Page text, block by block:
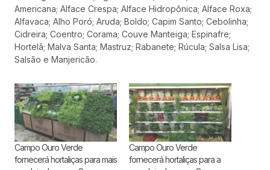
Americana; Alface Crespa; Alface Hidropônica; Alface Roxa;
Alfavaca; Alho Poró; Aruda; Boldo; Capim Santo; Cebolinha;
Cidreira; Coentro; Corama; Couve Manteiga; Espinafre;
Hortelã; Malva Santa; Mastruz; Rabanete; Rúcula; Salsa Lisa;
Salsão e Manjericão.
Campo Ouro Verde
fornecerá hortaliças para mais
Campo Ouro Verde
fornecerá hortaliças para a